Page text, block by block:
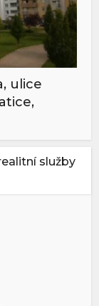
ulice
služby